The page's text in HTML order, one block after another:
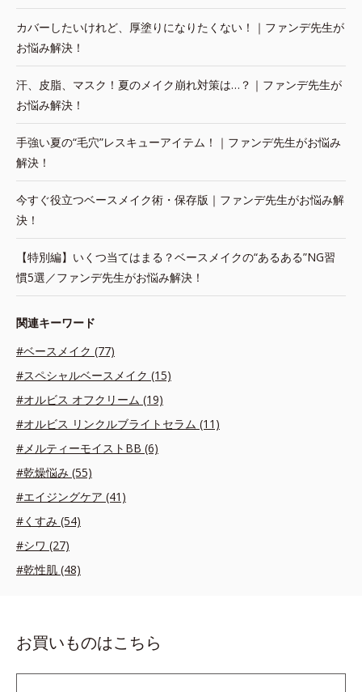
カバーしたいけれど、厚塗りになりたくない！｜ファンデ先生が
お悩み解決！
汗、皮脂、マスク！夏のメイク崩れ対策は…？｜ファンデ先生が
お悩み解決！
手強い夏の“毛穴”レスキューアイテム！｜ファンデ先生がお悩み
解決！
今すぐ役立つベースメイク術・保存版｜ファンデ先生がお悩み解
決！
【特別編】いくつ当てはまる？ベースメイクの“あるある”NG習
慣5選／ファンデ先生がお悩み解決！
関連キーワード
#ベースメイク (77)
#スペシャルベースメイク (15)
#オルビス オフクリーム (19)
#オルビス リンクルブライトセラム (11)
#メルティーモイストBB (6)
#乾燥悩み (55)
#エイジングケア (41)
#くすみ (54)
#シワ (27)
#乾性肌 (48)
お買いものはこちら